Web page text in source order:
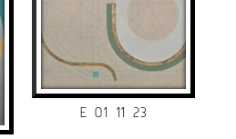
E 01 11 23